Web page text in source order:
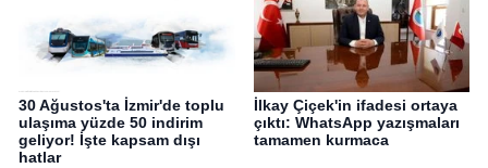
30 Ağustos'ta İzmir'de toplu
ulaşıma yüzde 50 indirim
geliyor! İşte kapsam dışı
hatlar
İlkay Çiçek'in ifadesi ortaya
çıktı: WhatsApp yazışmaları
tamamen kurmaca